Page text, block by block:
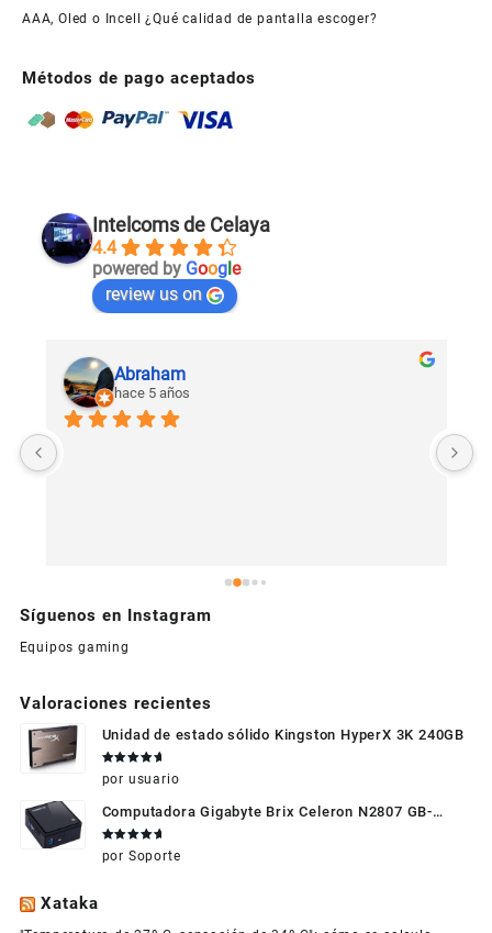
AAA, Oled o Incell ¿Qué calidad de pantalla escoger?
Métodos de pago aceptados
Intelcoms de Celaya
4.4
powered by Google
review us on
Abraham
hace 5 años
Síguenos en Instagram
Equipos gaming
Valoraciones recientes
Unidad de estado sólido Kingston HyperX 3K 240GB
Valorado
en5 de 5
por usuario
Computadora Gigabyte Brix Celeron N2807 GB-
BXBT-2807 + WIFI + RAM de 4GB + HDD 500gb +
Windows 10
Valorado
en5 de 5
por Soporte
Xataka